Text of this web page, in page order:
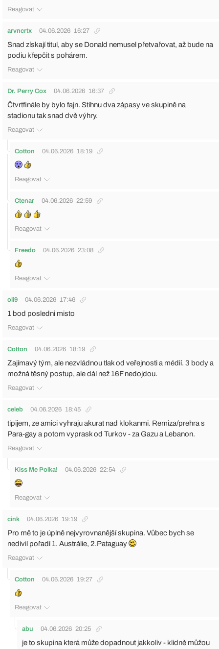
Reagovat
arvncrtx 04.06.2026 16:27
Snad získají titul, aby se Donald nemusel přetvařovat, až bude na
podiu křepčit s pohárem.
Reagovat
Dr. Perry Cox 04.06.2026 16:37
Čtvrtfinále by bylo fajn. Stihnu dva zápasy ve skupině na
stadionu tak snad dvě výhry.
Reagovat
Cotton 04.06.2026 18:19
Reagovat
Ctenar 04.06.2026 22:59
Reagovat
Freedo 04.06.2026 23:08
Reagovat
oli9 04.06.2026 17:46
1 bod posledni misto
Reagovat
Cotton 04.06.2026 18:19
Zajímavý tým, ale nezvládnou tlak od veřejnosti a médií. 3 body a
možná těsný postup, ale dál než 16F nedojdou.
Reagovat
celeb 04.06.2026 18:45
tipijem, ze amici vyhraju akurat nad klokanmi. Remiza/prehra s
Para-gay a potom vyprask od Turkov - za Gazu a Lebanon.
Reagovat
Kiss Me Polka! 04.06.2026 22:54
Reagovat
cink 04.06.2026 19:19
Pro mě to je úplně nejvyrovnanější skupina. Vůbec bych se
nedivil pořadí 1. Austrálie, 2.Pataguay
Reagovat
Cotton 04.06.2026 19:27
Reagovat
abu 04.06.2026 20:25
je to skupina která může dopadnout jakkoliv - klidně můžou